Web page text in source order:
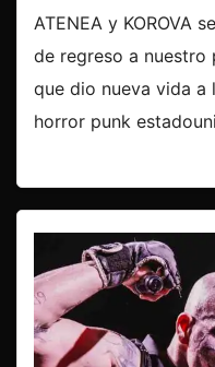
ATENEA y KOROVA
de regreso a nuestro
que dio nueva vida a
horror punk